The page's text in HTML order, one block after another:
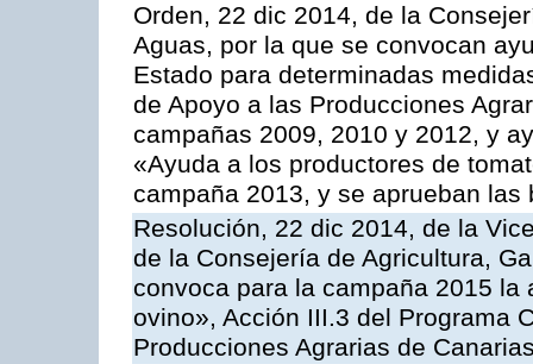
Orden, 22 dic 2014, de la
Aguas, por la que se convocan
Estado para determinadas
de Apoyo a las Producciones
campañas 2009, 2010 y 2012, y
«Ayuda a los productores de
campaña 2013, y se aprueban
Resolución, 22 dic 2014, de la
de la Consejería de Agricultura,
convoca para la campaña 2015
ovino», Acción III.3 del Programa
Producciones Agrarias de